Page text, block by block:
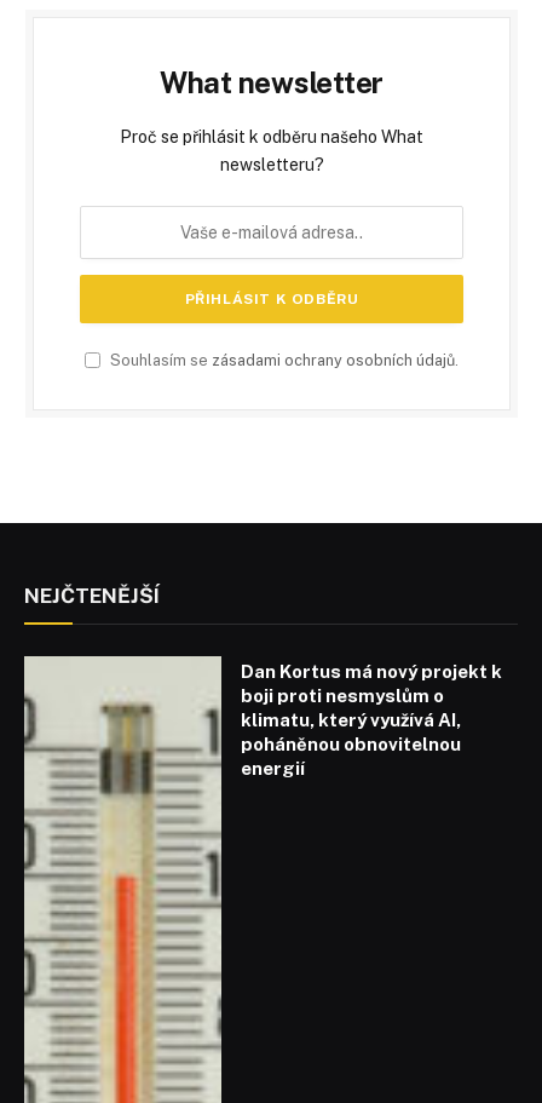
What newsletter
Proč se přihlásit k odběru našeho What
newsletteru?
Souhlasím se zásadami ochrany osobních údajů.
NEJČTENĚJŠÍ
Dan Kortus má nový projekt k
boji proti nesmyslům o
klimatu, který využívá AI,
poháněnou obnovitelnou
energií